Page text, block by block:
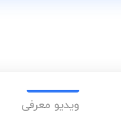
ویدیو معرفی